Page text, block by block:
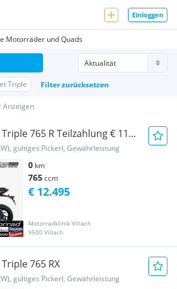
Einloggen
Motorräder und Quads
Triple Filter zurücksetzen
Anzeigen
765 R Teilzahlung € 119.-
gültiges Pickerl, Gewährleistung
0 km
765ccm
Motorradklinik Villach
9500 Villach
€ 12.495
765 RX
gültiges Pickerl, Gewährleistung